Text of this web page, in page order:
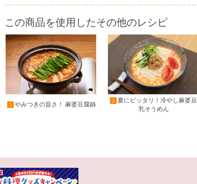
この商品を使用したその他のレシピ
やみつきの旨さ！ 麻婆豆腐鍋
夏にピッタリ！冷やし麻婆豆
乳そうめん